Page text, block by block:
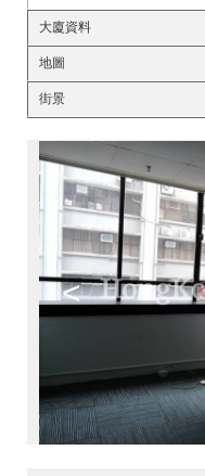
大廈資料
地圖
街景
<